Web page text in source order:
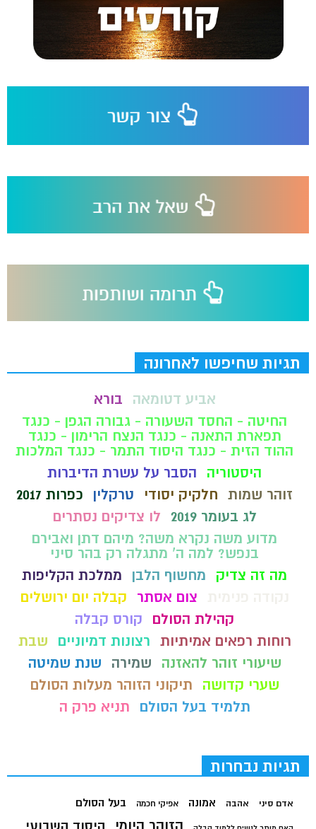
תגיות שחיפשו לאחרונה
אביע דטומאה
בורא
החיטה - החסד השעורה - גבורה הגפן - כנגד
תפארת התאנה - כנגד הנצח הרימון - כנגד
ההוד הזית - כנגד היסוד התמר - כנגד המלכות
היסטוריה
הסבר על עשרת הדיברות
זוהר שמות חלקיק יסודי טרקלין
כפרות 2017
לג בעומר 2019
לו צדיקים נסתרים
מדוע משה נקרא משה? מיהם דתן ואבירם
בנפש? למה ה' מתגלה רק בהר סיני
מה זה צדיק
מחשוף הלבן
ממלכת הקליפות
צום אסתר
קבלה יום ירושלים
קהילת הסולם
קורס קבלה
רוחות רפאים אמיתיות רצונות דמיוניים
שבת
שיעורי זוהר להאזנה
שמירה
שנת שמיטה
שערי קדושה
תיקוני הזוהר מעלות הסולם
תלמיד בעל הסולם
תניא פרק ה
תגיות נבחרות
אדם סיני אהבה אמונה אפיקי חכמה בעל הסולם